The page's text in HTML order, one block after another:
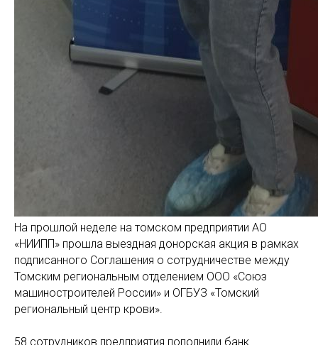
На прошлой неделе на томском предприятии АО
«НИИПП» прошла выездная донорская акция в рамках
подписанного Соглашения о сотрудничестве между
Томским региональным отделением ООО «Союз
машиностроителей России» и ОГБУЗ «Томский
региональный центр крови».
58 сотрудников предприятия пополнили банк